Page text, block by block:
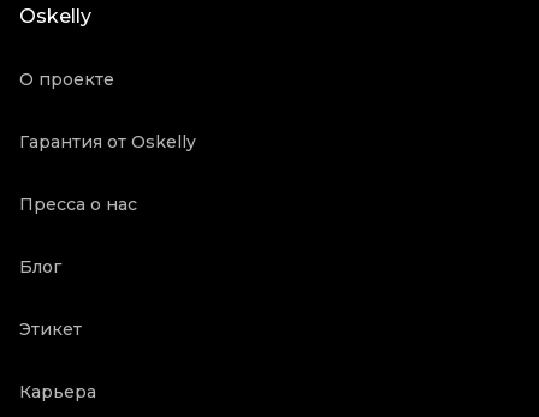
Oskelly
О проекте
Гарантия от Oskelly
Пресса о нас
Блог
Этикет
Карьера